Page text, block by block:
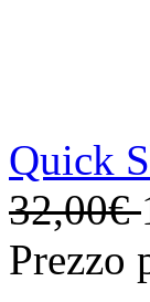
Quick
32,00€
Prezzo